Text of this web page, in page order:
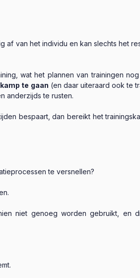
af van het individu en kan slechts het
wat het plannen van trainingen nog
te gaan (en daar uiteraard ook te
anderzijds te rusten.
bespaart, dan bereikt het
te versnellen?
niet genoeg worden gebruikt, en